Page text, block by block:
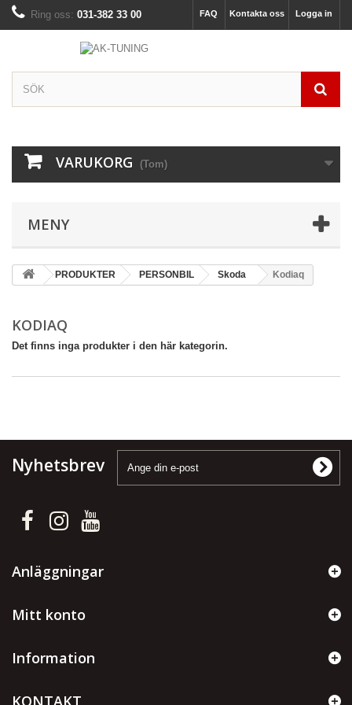
Logga in
Kontakta oss
FAQ
Ring oss: 031-382 33 00
VARUKORG (Tom)
MENY
PRODUKTER PERSONBIL Skoda Kodiaq
KODIAQ
Det finns inga produkter i den här kategorin.
Nyhetsbrev
Anläggningar
Mitt konto
Information
KONTAKT